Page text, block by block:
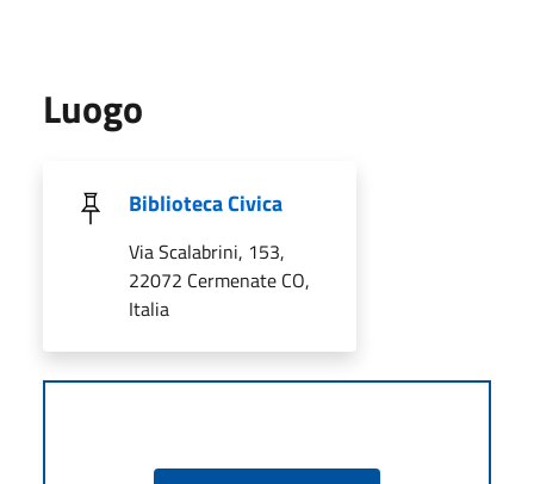
Luogo
Biblioteca Civica
Via Scalabrini, 153,
22072 Cermenate CO,
Italia